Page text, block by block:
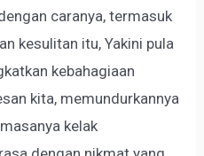
caranya, termasuk
kesulitan itu, Yakini pula
kebahagiaan
kita, memundurkannya
kelak